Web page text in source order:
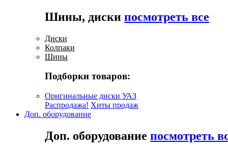
Шины, диски посмотреть все
Диски
Колпаки
Шины
Подборки товаров:
Оригинальные диски УАЗ
Распродажа! Хиты продаж
Доп. оборудование
Доп. оборудование посмотреть